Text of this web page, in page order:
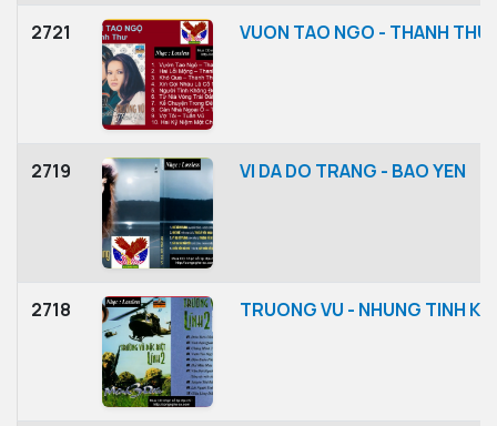
2721 VUON TAO NGO - THANH THU
2719 VI DA DO TRANG - BAO YEN
2718 TRUONG VU - NHUNG TINH